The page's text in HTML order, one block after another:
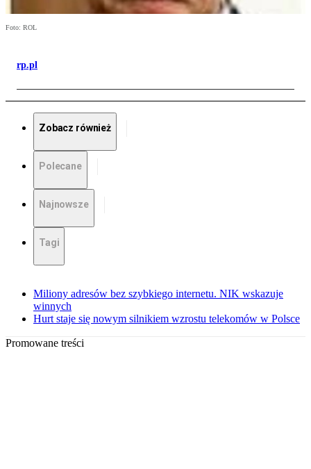
Foto: ROL
rp.pl
Zobacz również
Polecane
Najnowsze
Tagi
Miliony adresów bez szybkiego internetu. NIK wskazuje
winnych
Hurt staje się nowym silnikiem wzrostu telekomów w Polsce
Promowane treści